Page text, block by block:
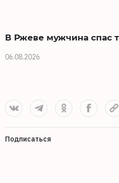
В Ржеве мужчина спас
06.08.2026
Подписаться